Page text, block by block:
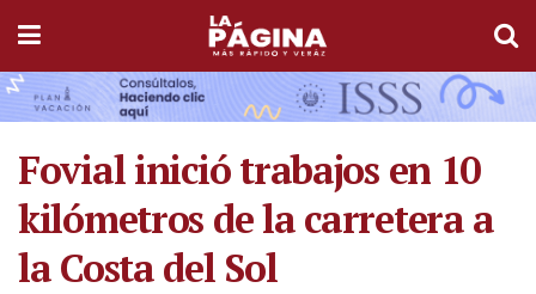
Fovial inició trabajos en 10
kilómetros de la carretera a
la Costa del Sol